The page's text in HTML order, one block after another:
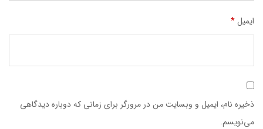
ایمیل*
ذخیره نام، ایمیل و وبسایت من در مرورگر برای زمانی که دوباره دیدگاهی
می‌نویسم.